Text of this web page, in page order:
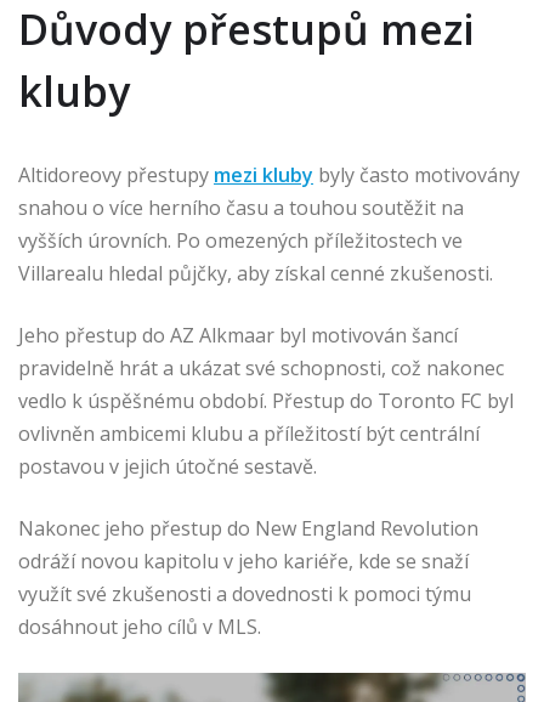
Důvody přestupů mezi
kluby
Altidoreovy přestupy mezi kluby byly často motivovány
snahou o více herního času a touhou soutěžit na
vyšších úrovních. Po omezených příležitostech ve
Villarealu hledal půjčky, aby získal cenné zkušenosti.
Jeho přestup do AZ Alkmaar byl motivován šancí
pravidelně hrát a ukázat své schopnosti, což nakonec
vedlo k úspěšnému období. Přestup do Toronto FC byl
ovlivněn ambicemi klubu a příležitostí být centrální
postavou v jejich útočné sestavě.
Nakonec jeho přestup do New England Revolution
odráží novou kapitolu v jeho kariéře, kde se snaží
využít své zkušenosti a dovednosti k pomoci týmu
dosáhnout jeho cílů v MLS.